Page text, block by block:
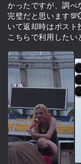
かったですが、調べ
完璧だと思います
いて返却時はポス
こちらで利用したい